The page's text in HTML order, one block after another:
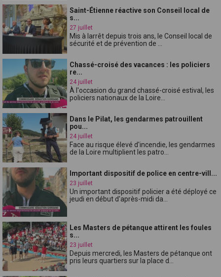
Saint-Étienne réactive son Conseil local de
s...
27 juillet
Mis à larrêt depuis trois ans, le Conseil local de
sécurité et de prévention de ...
Chassé-croisé des vacances : les policiers
re...
24 juillet
À l'occasion du grand chassé-croisé estival, les
policiers nationaux de la Loire...
Dans le Pilat, les gendarmes patrouillent
pou...
24 juillet
Face au risque élevé d'incendie, les gendarmes
de la Loire multiplient les patro...
Important dispositif de police en centre-vill...
23 juillet
Un important dispositif policier a été déployé ce
jeudi en début d'après-midi da...
Les Masters de pétanque attirent les foules
s...
23 juillet
Depuis mercredi, les Masters de pétanque ont
pris leurs quartiers sur la place d...